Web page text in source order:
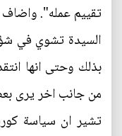
تقييم عمله".
السيدة تشوي في
بذلك وحتى انها
من جانب اخر يرى
تشير ان سياسة